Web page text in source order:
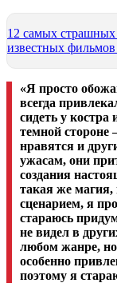
12 самых страшных
известных
«Я просто
всегда
сидеть у
темной стороне
нравятся и
ужасам, они
создания
такая же магия,
сценарием, я
стараюсь
не видел в
любом жанре, но
особенно
поэтому я